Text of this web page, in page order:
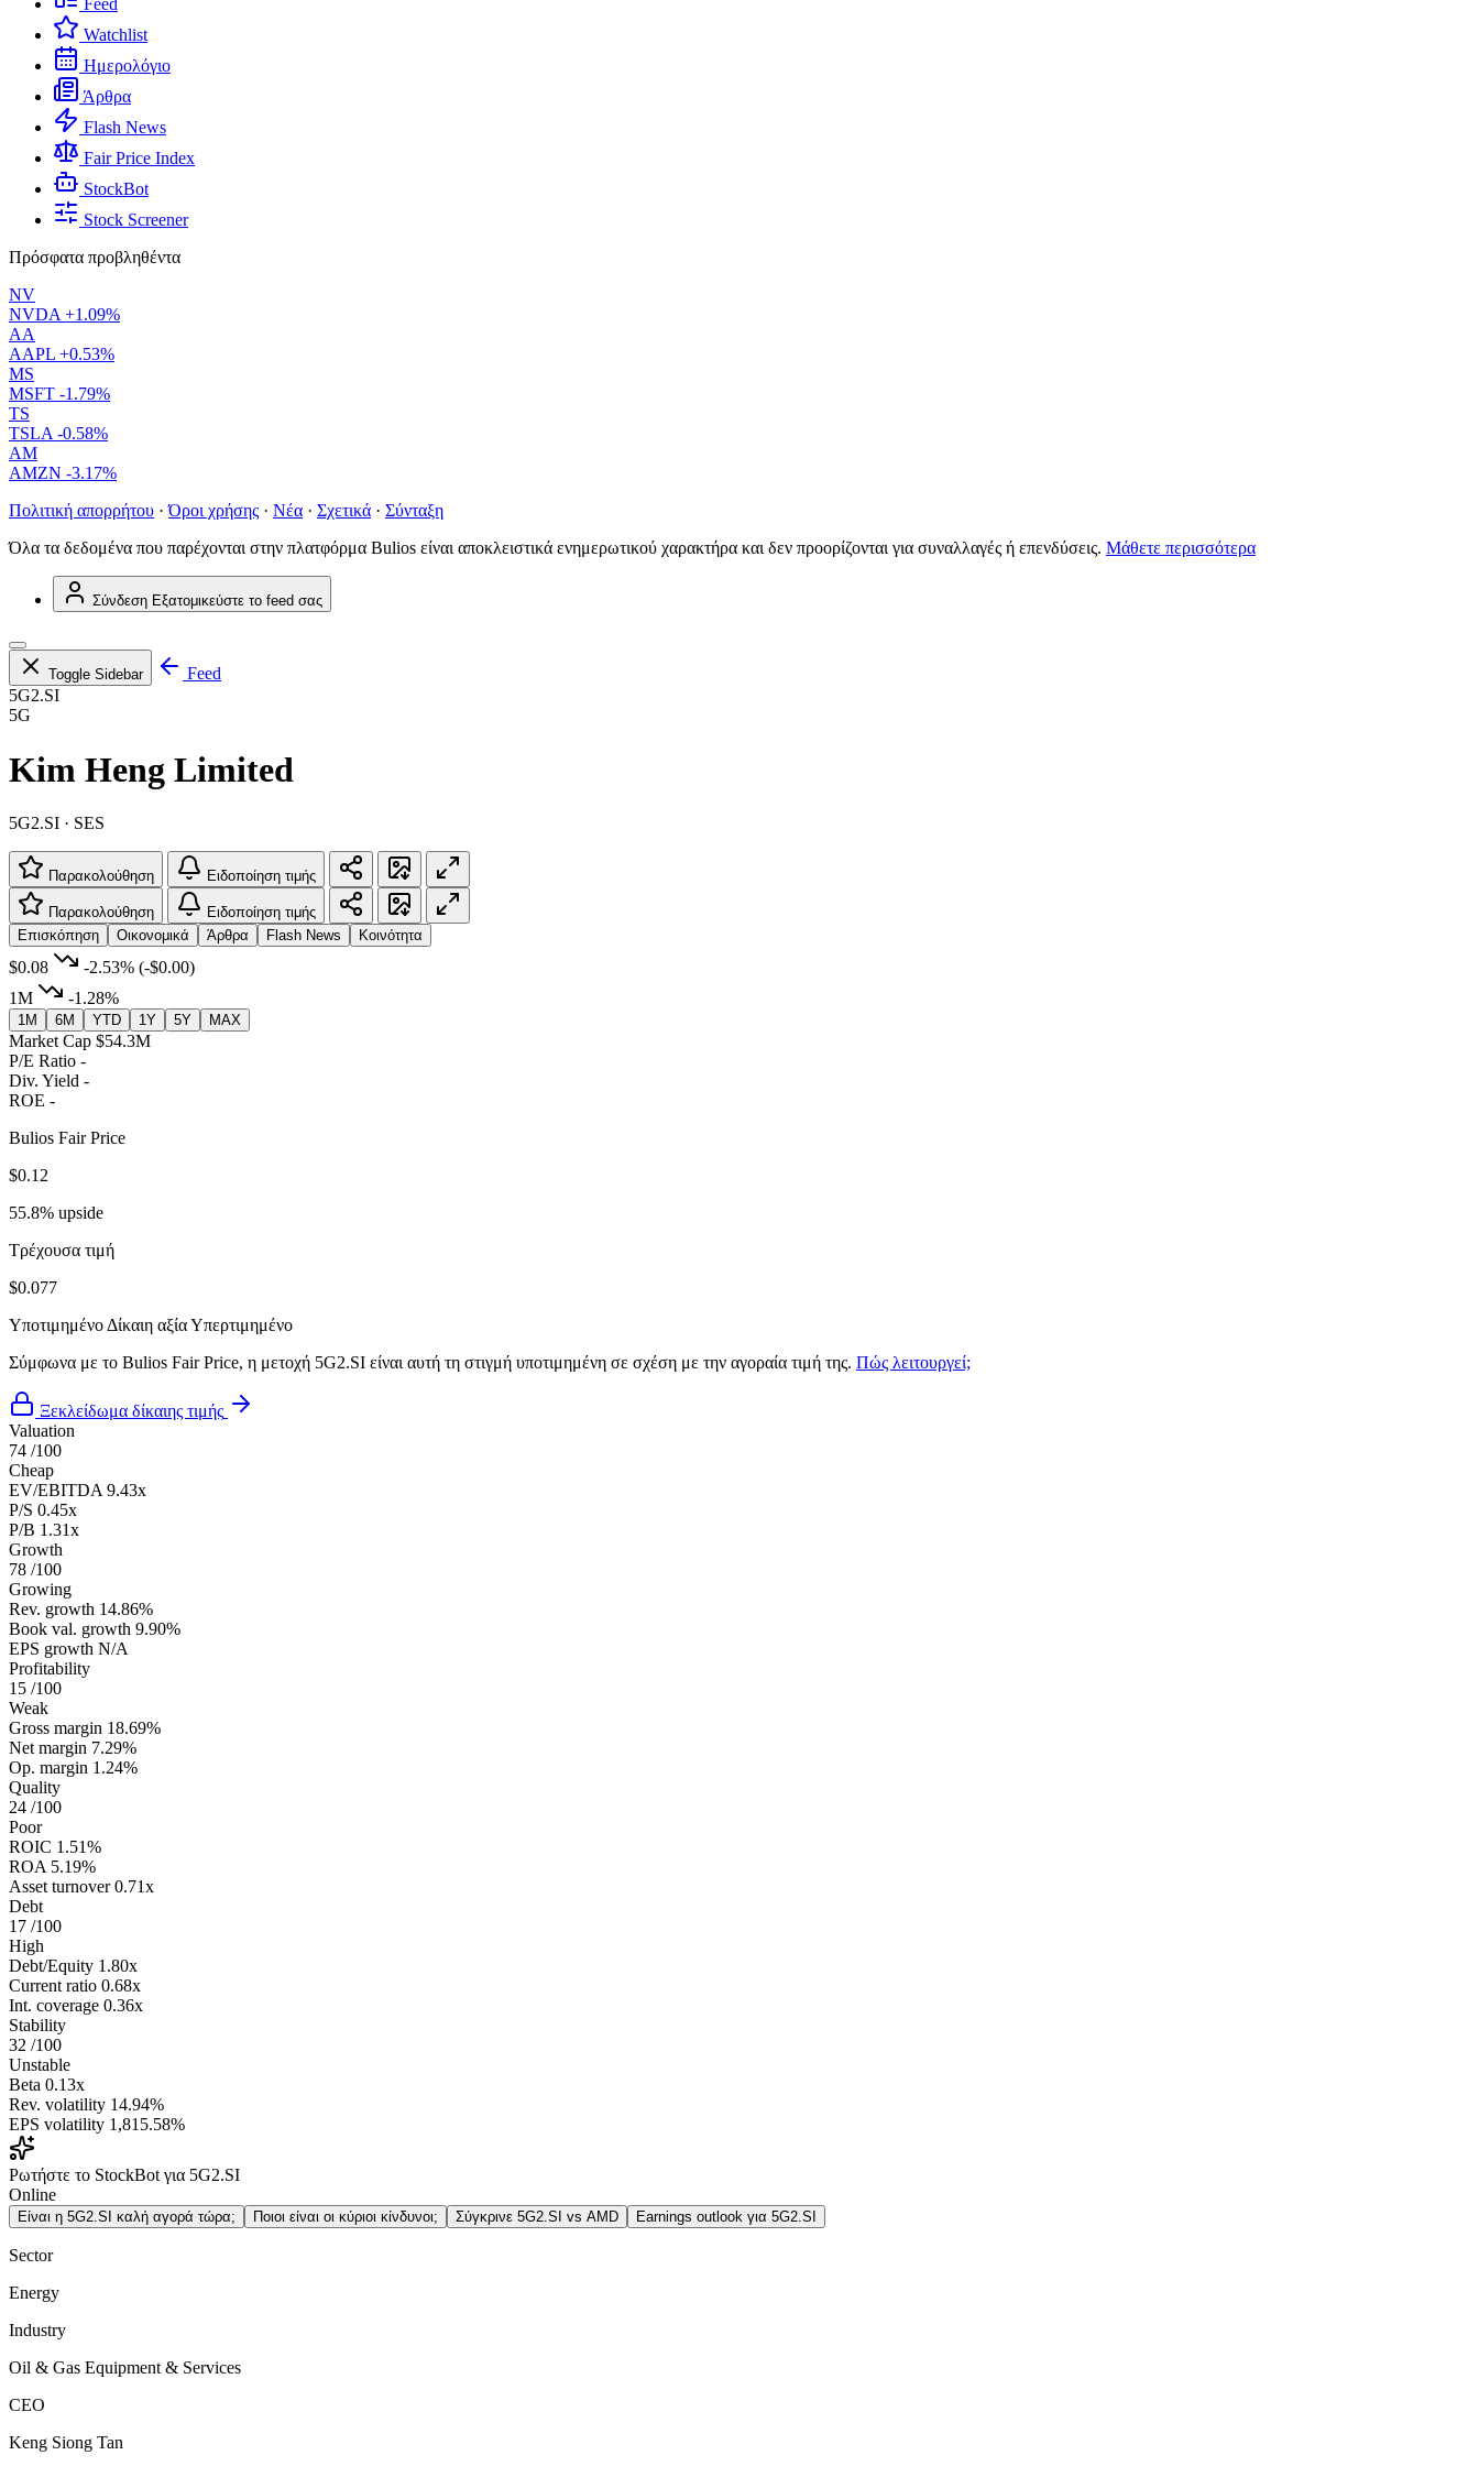
Feed
Watchlist
Ημερολόγιο
Άρθρα
Flash News
Fair Price Index
StockBot
Stock Screener
Πρόσφατα προβληθέντα
NV
NVDA +1.09%
AA
AAPL +0.53%
MS
MSFT -1.79%
TS
TSLA -0.58%
AM
AMZN -3.17%
Πολιτική απορρήτου · Όροι χρήσης · Νέα · Σχετικά · Σύνταξη
Όλα τα δεδομένα που παρέχονται στην πλατφόρμα Bulios είναι αποκλειστικά ενημερωτικού χαρακτήρα και δεν προορίζονται για συναλλαγές ή επενδύσεις. Μάθετε περισσότερα
Σύνδεση Εξατομικεύστε το feed σας
Toggle Sidebar
Feed
5G2.SI
5G
Kim Heng Limited
5G2.SI · SES
Παρακολούθηση Ειδοποίηση τιμής
Παρακολούθηση
Ειδοποίηση τιμής
Επισκόπηση
Οικονομικά Άρθρα Flash News Κοινότητα
$0.08 -2.53% (-$0.00)
1M
-1.28%
1M 6M YTD 1Y 5Y MAX
Market Cap $54.3M
P/E Ratio -
Div. Yield -
ROE -
Bulios Fair Price
$0.12
55.8% upside
Τρέχουσα τιμή
$0.077
Υποτιμημένο Δίκαιη αξίαΥπερτιμημένο
Σύμφωνα με το Bulios Fair Price, η μετοχή 5G2.SI είναι αυτή τη στιγμή υποτιμημένη σε σχέση με την αγοραία τιμή της. Πώς λειτουργεί;
Ξεκλείδωμα δίκαιης τιμής
Valuation
74 /100
Cheap
EV/EBITDA 9.43x
P/S 0.45x
P/B 1.31x
Growth
78 /100
Growing
Rev. growth 14.86%
Book val. growth 9.90%
EPS growth N/A
Profitability
15 /100
Weak
Gross margin 18.69%
Net margin 7.29%
Op. margin 1.24%
Quality
24 /100
Poor
ROIC 1.51%
ROA 5.19%
Asset turnover 0.71x
Debt
17 /100
High
Debt/Equity 1.80x
Current ratio 0.68x
Int. coverage 0.36x
Stability
32 /100
Unstable
Beta 0.13x
Rev. volatility 14.94%
EPS volatility 1,815.58%
Ρωτήστε το StockBot για 5G2.SI
Online
Είναι η 5G2.SI καλή αγορά τώρα; Ποιοι είναι οι κύριοι κίνδυνοι; Σύγκρινε 5G2.SI vs AMD Earnings outlook για 5G2.SI
Sector
Energy
Industry
Oil & Gas Equipment & Services
CEO
Keng Siong Tan